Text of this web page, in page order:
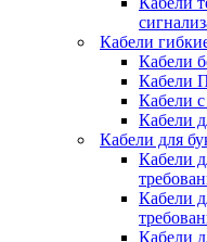
Кабели
Кабели
Кабели
Кабели
Кабели
Кабели для
Кабели
Кабели
Кабели